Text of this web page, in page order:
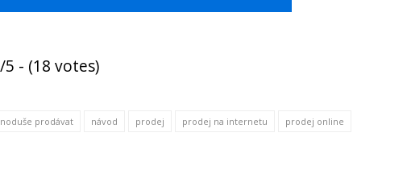
5 - (18 votes)
prodávat návod prodej prodej na internetu prodej online